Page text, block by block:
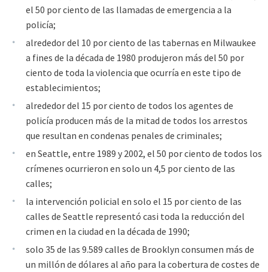
el 50 por ciento de las llamadas de emergencia a la
policía;
alrededor del 10 por ciento de las tabernas en Milwaukee
a fines de la década de 1980 produjeron más del 50 por
ciento de toda la violencia que ocurría en este tipo de
establecimientos;
alrededor del 15 por ciento de todos los agentes de
policía producen más de la mitad de todos los arrestos
que resultan en condenas penales de criminales;
en Seattle, entre 1989 y 2002, el 50 por ciento de todos los
crímenes ocurrieron en solo un 4,5 por ciento de las
calles;
la intervención policial en solo el 15 por ciento de las
calles de Seattle representó casi toda la reducción del
crimen en la ciudad en la década de 1990;
solo 35 de las 9.589 calles de Brooklyn consumen más de
un millón de dólares al año para la cobertura de costes de